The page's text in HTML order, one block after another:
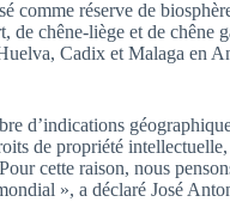
comme réserve de
de chêne-liège et de
Cadix et Malaga en
d’indications
de propriété
cette raison, nous
», a déclaré José